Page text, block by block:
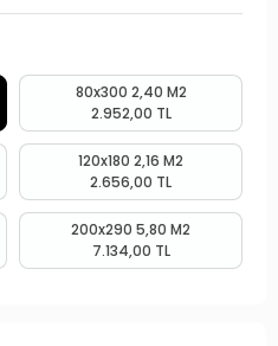
80x300 2,40 M2
2.952,00 TL
120x180 2,16 M2
2.656,00 TL
200x290 5,80 M2
7.134,00 TL